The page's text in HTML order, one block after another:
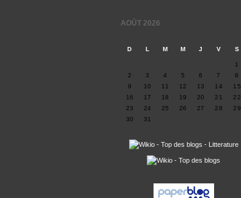
AOÛT 2026
D L M M J V S
1
2
3 4 5 6 7
8
9
10 11 12 13 14
15
16
17 18 19 20 21
22
23
24 25 26 27 28
29
30
31